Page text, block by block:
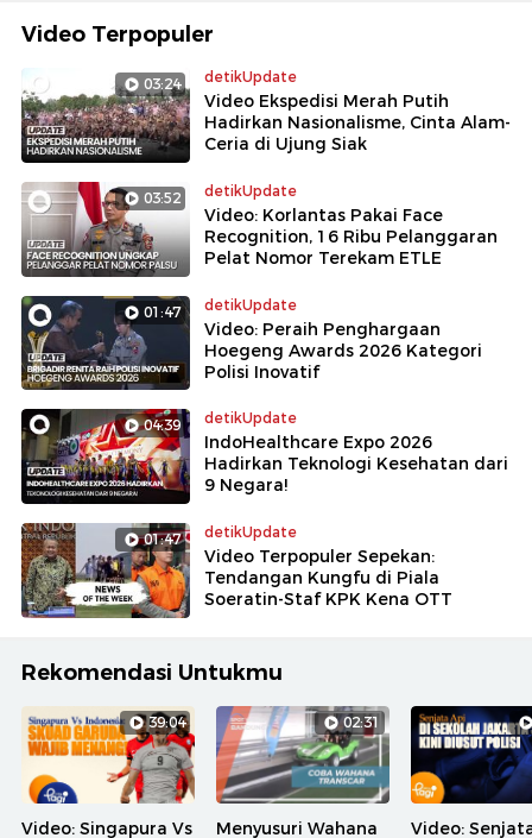
Video Terpopuler
03:24 detikUpdate
Video Ekspedisi Merah Putih
Hadirkan Nasionalisme, Cinta Alam-
Ceria di Ujung Siak
03:52 detikUpdate
Video: Korlantas Pakai Face
Recognition, 16 Ribu Pelanggaran
Pelat Nomor Terekam ETLE
01:47 detikUpdate
Video: Peraih Penghargaan
Hoegeng Awards 2026 Kategori
Polisi Inovatif
04:39 detikUpdate
IndoHealthcare Expo 2026
Hadirkan Teknologi Kesehatan dari
9 Negara!
01:47 detikUpdate
Video Terpopuler Sepekan:
Tendangan Kungfu di Piala
Soeratin-Staf KPK Kena OTT
Rekomendasi Untukmu
39:04
Video: Singapura Vs
02:31
Menyusuri Wahana
Video: